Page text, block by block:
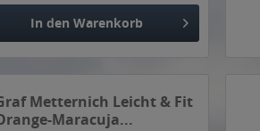
In den Warenkorb
Metternich Leicht & Fit
Maracuja...